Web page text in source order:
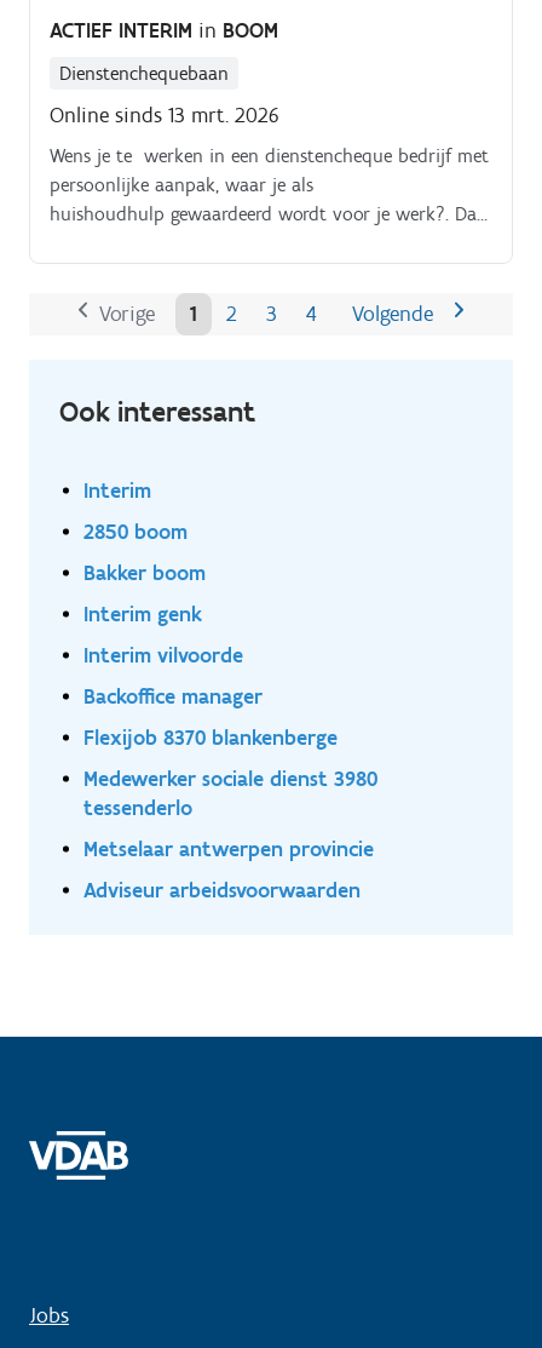
ACTIEF INTERIM in BOOM
Dienstenchequebaan
Online sinds 13 mrt. 2026
Wens je te werken in een dienstencheque bedrijf met
persoonlijke aanpak, waar je als
huishoudhulp gewaardeerd wordt voor je werk?. Dan
meegenomen Er wordt rekening gehouden met je
woonplaats, want je werkt dicht bij huis en bepaalt
Vorige 1 2 3 4 Volgende
Ook interessant
Interim
2850 boom
Bakker boom
Interim genk
Interim vilvoorde
Backoffice manager
Flexijob 8370 blankenberge
Medewerker sociale dienst 3980
tessenderlo
Metselaar antwerpen provincie
Adviseur arbeidsvoorwaarden
Jobs